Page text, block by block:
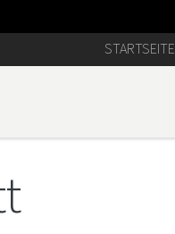
STARTSEITE